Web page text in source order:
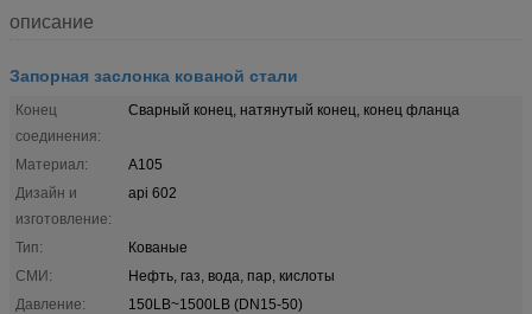
описание
Запорная заслонка кованой стали
Конец
соединения:
Сварный конец, натянутый конец, конец фланца
Материал:
A105
Дизайн и
изготовление:
api 602
Тип:
Кованые
СМИ:
Нефть, газ, вода, пар, кислоты
Давление:
150LB~1500LB (DN15-50)